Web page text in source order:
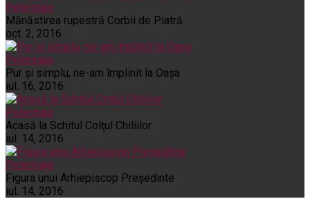
Pelerinaje
Mănăstirea rupestră Corbii de Piatră
oct. 2, 2016
Pelerinaje
Pur şi simplu, ne-am împlinit la Oaşa
iul. 16, 2016
Pelerinaje
Acasă la Schitul Colţul Chiliilor
iul. 14, 2016
Pelerinaje
Figura unui Arhiepiscop Preşedinte
iul. 14, 2016